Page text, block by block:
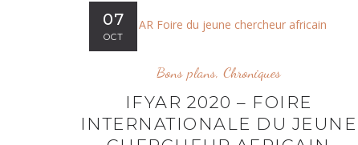
07
OCT
Bons plans, Chroniques
IFYAR 2020 – FOIRE
INTERNATIONALE DU JEUNE